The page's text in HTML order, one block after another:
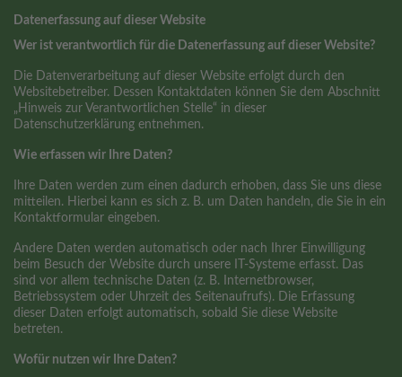
Datenerfassung auf dieser Website
Wer ist verantwortlich für die Datenerfassung auf dieser Website?
Die Datenverarbeitung auf dieser Website erfolgt durch den
Websitebetreiber. Dessen Kontaktdaten können Sie dem Abschnitt
„Hinweis zur Verantwortlichen Stelle“ in dieser
Datenschutzerklärung entnehmen.
Wie erfassen wir Ihre Daten?
Ihre Daten werden zum einen dadurch erhoben, dass Sie uns diese
mitteilen. Hierbei kann es sich z. B. um Daten handeln, die Sie in ein
Kontaktformular eingeben.
Andere Daten werden automatisch oder nach Ihrer Einwilligung
beim Besuch der Website durch unsere IT-Systeme erfasst. Das
sind vor allem technische Daten (z. B. Internetbrowser,
Betriebssystem oder Uhrzeit des Seitenaufrufs). Die Erfassung
dieser Daten erfolgt automatisch, sobald Sie diese Website
betreten.
Wofür nutzen wir Ihre Daten?